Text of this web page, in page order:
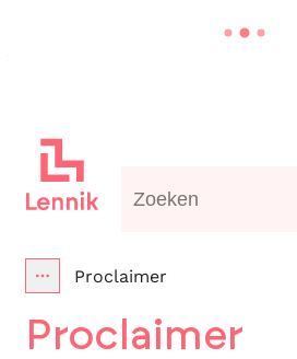
Lennik
Waarmee
Toon alle broodkruimel items
Proclaimer
Proclaimer